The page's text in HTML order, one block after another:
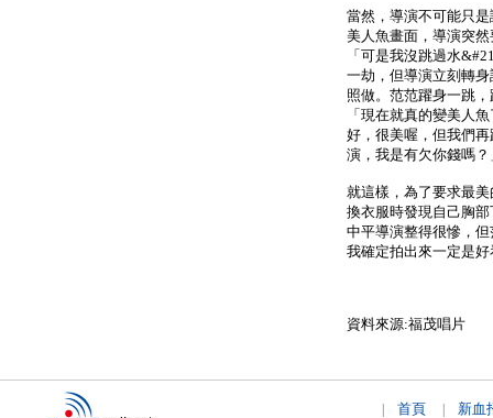
當然，導演不可能只
美人魚畫面，導演突
「可是我沒跳過水
一劫，但導演立刻轉
照做。范范躍身一跳
「現在就真的變美人
好，很美喔，但我們
演，我是有欠你錢嗎？
就這樣，為了要求最
換衣服時發現自己胸
中平導演整得很慘，
我確定拍出來一定是
資料來源:福茂唱片
首頁 新血